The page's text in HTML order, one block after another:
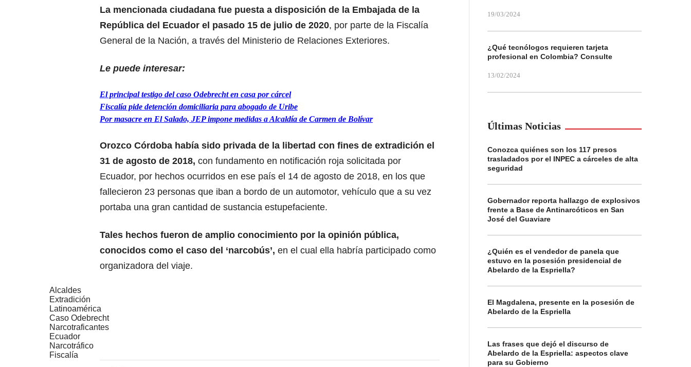
La mencionada ciudadana fue puesta a disposición de la Embajada de la
República del Ecuador el pasado 15 de julio de 2020, por parte de la Fiscalía
General de la Nación, a través del Ministerio de Relaciones Exteriores.
Le puede interesar:
El principal testigo del caso Odebrecht en casa por cárcel
Fiscalía pide detención domiciliaria para abogado de Uribe
Por masacre en El Salado, JEP impone medidas a Alcaldía de Carmen de Bolívar
Orozco Córdoba había sido privada de la libertad con fines de extradición el
31 de agosto de 2018, con fundamento en notificación roja solicitada por
Ecuador, por hechos ocurridos en ese país el 14 de agosto de 2018, en los que
fallecieron 23 personas que iban a bordo de un automotor, vehículo que a su vez
portaba una gran cantidad de sustancia estupefaciente.
Tales hechos fueron de amplio conocimiento por la opinión pública,
conocidos como el caso del ‘narcobús’, en el cual ella habría participado como
organizadora del viaje.
Alcaldes
Extradición
Latinoamérica
Caso Odebrecht
Narcotraficantes
Ecuador
Narcotráfico
Fiscalía
19/03/2024
¿Qué tecnólogos requieren tarjeta
profesional en Colombia? Consulte
13/02/2024
Últimas Noticias
Conozca quiénes son los 117 presos
trasladados por el INPEC a cárceles de alta
seguridad
Gobernador reporta hallazgo de explosivos
frente a Base de Antinarcóticos en San
José del Guaviare
¿Quién es el vendedor de panela que
estuvo en la posesión presidencial de
Abelardo de la Espriella?
El Magdalena, presente en la posesión de
Abelardo de la Espriella
Las frases que dejó el discurso de
Abelardo de la Espriella: aspectos clave
para su Gobierno